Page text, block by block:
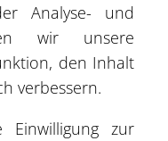
4
| ©OpenStreetMap©CartoDB
Analyse- und
wir unsere
den Inhalt
verbessern.
zur